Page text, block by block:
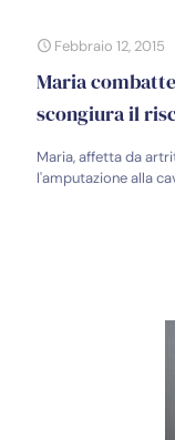
Febbraio 12, 2015
Maria
scongiura il
Maria, affetta da
l'amputazione alla